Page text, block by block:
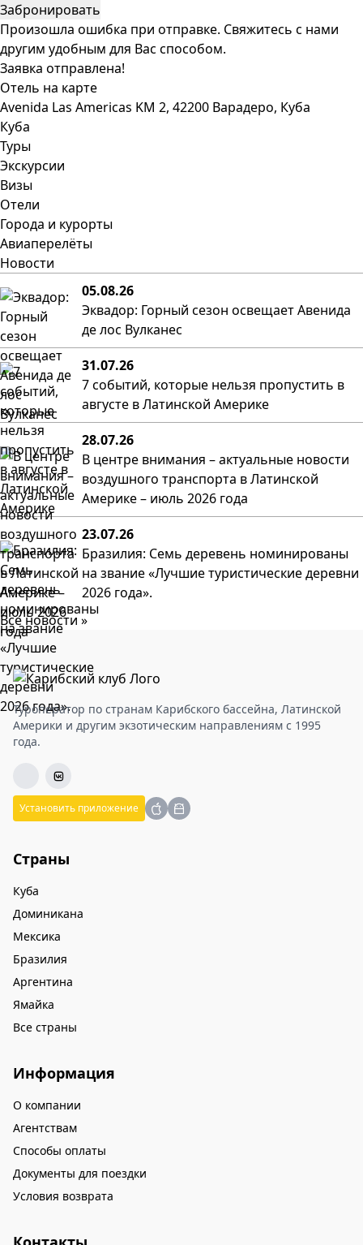
Забронировать
Произошла ошибка при отправке. Свяжитесь с нами
другим удобным для Вас способом.
Заявка отправлена!
Отель на карте
Avenida Las Americas KM 2, 42200 Варадеро, Куба
Куба
Туры
Экскурсии
Визы
Отели
Города и курорты
Авиаперелёты
Новости
05.08.26
Эквадор: Горный сезон освещает Авенида
де лос Вулканес
31.07.26
7 событий, которые нельзя пропустить в
августе в Латинской Америке
28.07.26
В центре внимания – актуальные новости
воздушного транспорта в Латинской
Америке – июль 2026 года
23.07.26
Бразилия: Семь деревень номинированы
на звание «Лучшие туристические деревни
2026 года».
Все новости »
Туроператор по странам Карибского бассейна, Латинской
Америки и другим экзотическим направлениям с 1995
года.
Установить приложение
Страны
Куба
Доминикана
Мексика
Бразилия
Аргентина
Ямайка
Все страны
Информация
О компании
Агентствам
Способы оплаты
Документы для поездки
Условия возврата